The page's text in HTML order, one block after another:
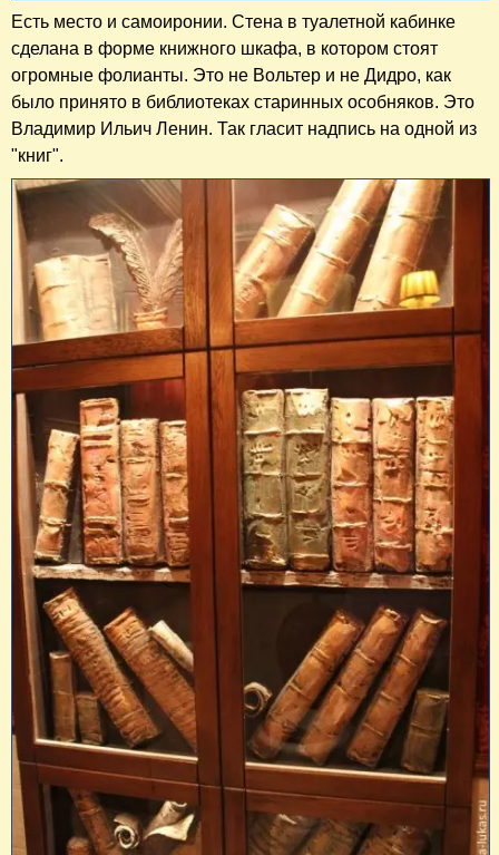
Есть место и самоиронии. Стена в туалетной кабинке
сделана в форме книжного шкафа, в котором стоят
огромные фолианты. Это не Вольтер и не Дидро, как
было принято в библиотеках старинных особняков. Это
Владимир Ильич Ленин. Так гласит надпись на одной из
"книг".